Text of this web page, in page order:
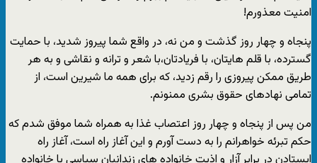
امنیت معذورم!
پنجاه و چهار روز گذشت و من نه، در واقع شما پیروز شدید، با حمایت
گسترده، با قلم هایتان، با فریادتان،با شعر و ترانه و نقاشی و به هر
طریق ممکن پیروزی را رقم زدید، که برای همه ما شیرین است، از
تمامی نهادهای حقوق بشری ممنونم.
من پس از پنجاه و چهار روز اعتصاب غذا به همراه شما موفق شدم که
حکم تبرئه خواهرانم را به دست آورم و این آغاز راه است، آغاز راه